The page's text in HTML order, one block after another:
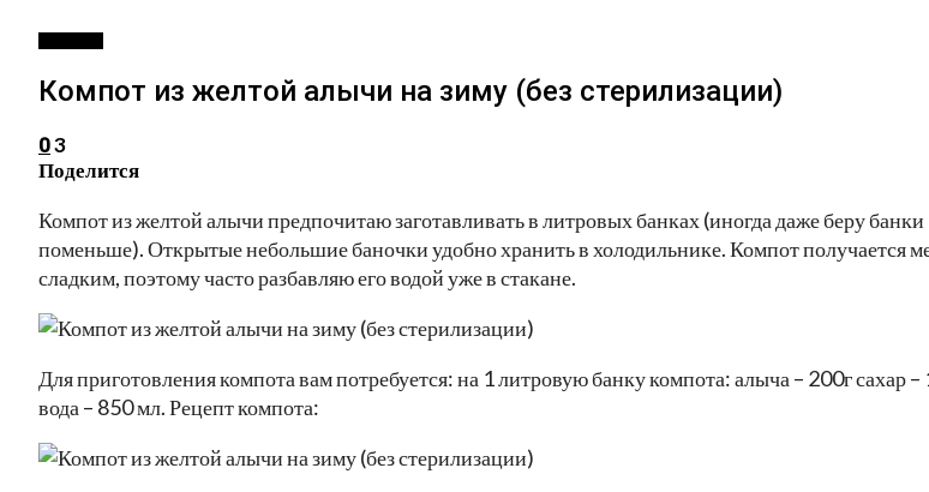
Компот из желтой алычи на зиму (без стерилизации)
03
Поделится
Компот из желтой алычи предпочитаю заготавливать в литровых банках (иногда даже беру банки
поменьше). Открытые небольшие баночки удобно хранить в холодильнике. Компот получается
сладким, поэтому часто разбавляю его водой уже в стакане.
Для приготовления компота вам потребуется: на 1 литровую банку компота: алыча – 200г сахар
вода – 850 мл. Рецепт компота: